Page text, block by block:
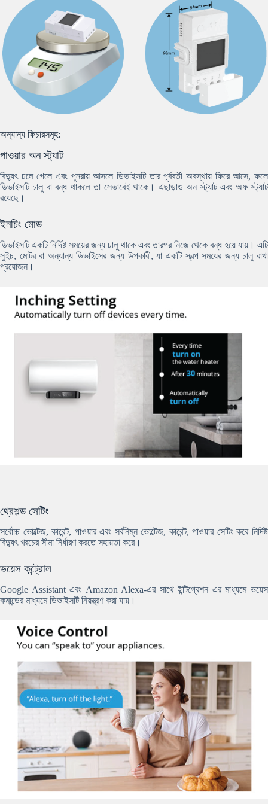
অন্যান্য ফিচারসমূহ:
পাওয়ার অন স্ট্যাট
বিদ্যুৎ চলে গেলে এবং পুনরায় আসলে ডিভাইসটি তার পূর্ববর্তী অবস্থায় ফিরে আসে, ফলে
ডিভাইসটি চালু বা বন্ধ থাকলে তা সেভাবেই থাকে। এছাড়াও অন স্ট্যাট এবং অফ স্ট্যাট
রয়েছে।
ইনচিং মোড
ডিভাইসটি একটি নির্দিষ্ট সময়ের জন্য চালু থাকে এবং তারপর নিজে থেকে বন্ধ হয়ে যায়। এটি
সুইচ, মোটর বা অন্যান্য ডিভাইসের জন্য উপকারী, যা একটি স্বল্প সময়ের জন্য চালু রাখা
প্রয়োজন।
থ্রেশল্ড সেটিং
সর্বোচ্চ ভোল্টেজ, কারেন্ট, পাওয়ার এবং সর্বনিম্ন ভোল্টেজ, কারেন্ট, পাওয়ার সেটিং করে নির্দিষ্ট
বিদ্যুৎ খরচের সীমা নির্ধারণ করতে সহায়তা করে।
ভয়েস কন্ট্রোল
Google Assistant এবং Amazon Alexa-এর সাথে ইন্টিগ্রেশন এর মাধ্যমে ভয়েস
কমান্ডের মাধ্যমে ডিভাইসটি নিয়ন্ত্রণ করা যায়।